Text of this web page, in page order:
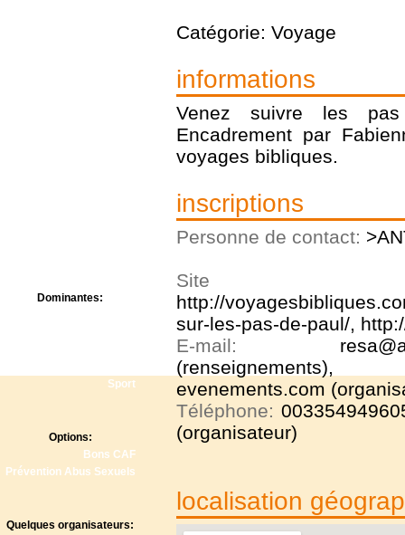
Dominantes:
Sport
Options:
Bons CAF
Prévention Abus Sexuels
Quelques organisateurs:
Catégorie: Voyage
informations
Venez suivre les
Encadrement par
voyages bibliques.
inscriptions
Personne de contact:
Site
http://
sur-les-pas-de-paul/,
E-mail:
evenements.com
Téléphone:
(organisateur)
localisation